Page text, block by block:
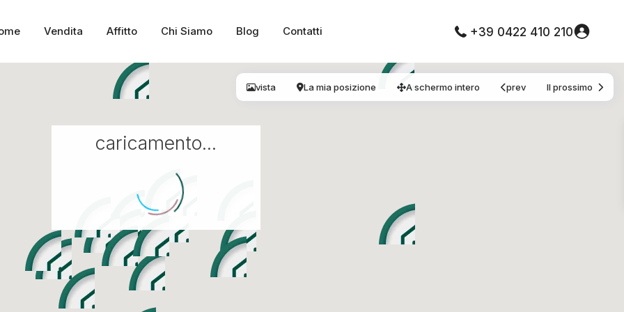
Vendita Affitto Chi Siamo Blog Contatti +39 0422 410 210
caricamento...
vista La mia posizione A schermo intero prev Il prossimo